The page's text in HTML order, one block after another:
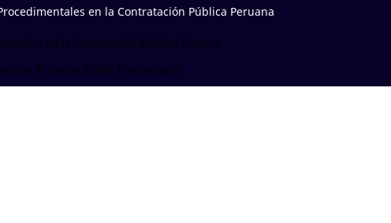
en la Contratación Pública Peruana